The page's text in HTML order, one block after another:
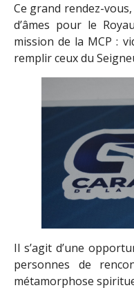
Ce grand rendez-
d’âmes pour le
mission de la MCP :
remplir ceux du
Il s’agit d’une
personnes de
métamorphose